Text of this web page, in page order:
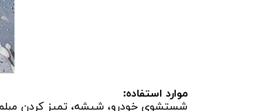
موارد استفاده:
شستشوی خودرو، شیشه، تمیز کردن